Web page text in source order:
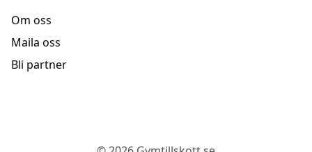
Om oss
Maila oss
Bli partner